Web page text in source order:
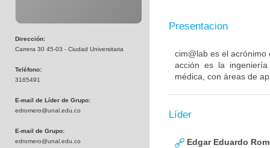
Dirección:
Carrera 30 45-03 - Ciudad Universitaria
Teléfono:
3165491
E-mail de Líder de Grupo:
edromero@unal.edu.co
E-mail de Grupo:
edromero@unal.edu.co
Presentacion
cim@lab es el
acción es la
médica, con áreas de
Líder
Edgar Eduardo